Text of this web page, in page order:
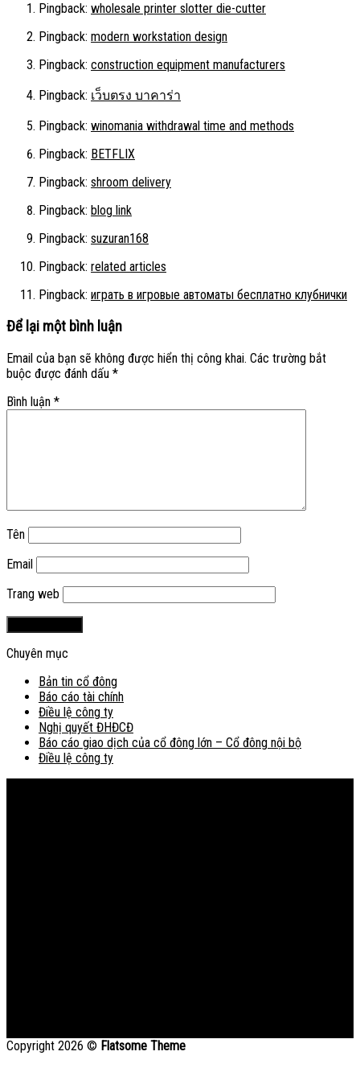
Pingback: wholesale printer slotter die-cutter
Pingback: modern workstation design
Pingback: construction equipment manufacturers
Pingback: เว็บตรง บาคาร่า
Pingback: winomania withdrawal time and methods
Pingback: BETFLIX
Pingback: shroom delivery
Pingback: blog link
Pingback: suzuran168
Pingback: related articles
Pingback: играть в игровые автоматы бесплатно клубнички
Để lại một bình luận
Email của bạn sẽ không được hiển thị công khai. Các trường bắt
buộc được đánh dấu *
Bình luận *
Tên
Email
Trang web
Chuyên mục
Bản tin cổ đông
Báo cáo tài chính
Điều lệ công ty
Nghị quyết ĐHĐCĐ
Báo cáo giao dịch của cổ đông lớn – Cổ đông nội bộ
Điều lệ công ty
Copyright 2026 © Flatsome Theme